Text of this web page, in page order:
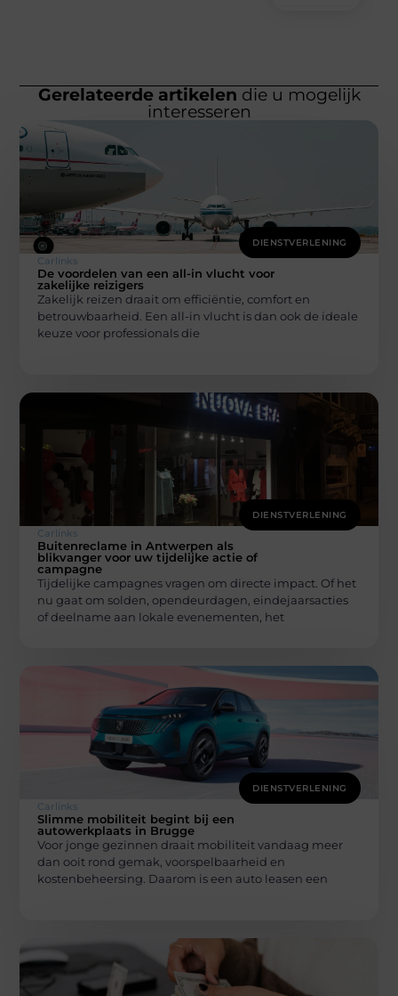
Gerelateerde artikelen die u mogelijk
interesseren
DIENSTVERLENING
Carlinks
De voordelen van een all-in vlucht voor
zakelijke reizigers
Zakelijk reizen draait om efficiëntie, comfort en
betrouwbaarheid. Een all-in vlucht is dan ook de ideale
keuze voor professionals die
DIENSTVERLENING
Carlinks
Buitenreclame in Antwerpen als
blikvanger voor uw tijdelijke actie of
campagne
Tijdelijke campagnes vragen om directe impact. Of het
nu gaat om solden, opendeurdagen, eindejaarsacties
of deelname aan lokale evenementen, het
DIENSTVERLENING
Carlinks
Slimme mobiliteit begint bij een
autowerkplaats in Brugge
Voor jonge gezinnen draait mobiliteit vandaag meer
dan ooit rond gemak, voorspelbaarheid en
kostenbeheersing. Daarom is een auto leasen een